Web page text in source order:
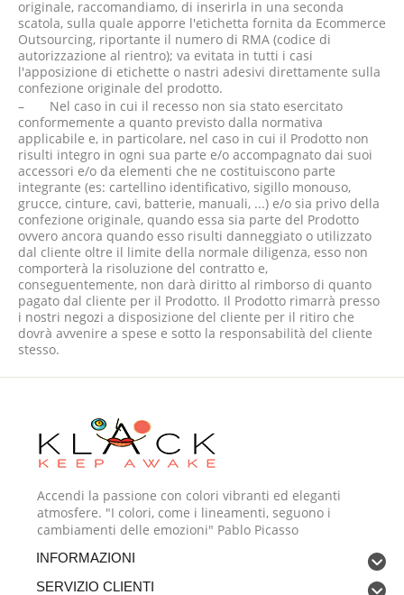
originale, raccomandiamo, di inserirla in una seconda
scatola, sulla quale apporre l'etichetta fornita da Ecommerce
Outsourcing, riportante il numero di RMA (codice di
autorizzazione al rientro); va evitata in tutti i casi
l'apposizione di etichette o nastri adesivi direttamente sulla
confezione originale del prodotto.
– Nel caso in cui il recesso non sia stato esercitato
conformemente a quanto previsto dalla normativa
applicabile e, in particolare, nel caso in cui il Prodotto non
risulti integro in ogni sua parte e/o accompagnato dai suoi
accessori e/o da elementi che ne costituiscono parte
integrante (es: cartellino identificativo, sigillo monouso,
grucce, cinture, cavi, batterie, manuali, ...) e/o sia privo della
confezione originale, quando essa sia parte del Prodotto
ovvero ancora quando esso risulti danneggiato o utilizzato
dal cliente oltre il limite della normale diligenza, esso non
comporterà la risoluzione del contratto e,
conseguentemente, non darà diritto al rimborso di quanto
pagato dal cliente per il Prodotto. Il Prodotto rimarrà presso
i nostri negozi a disposizione del cliente per il ritiro che
dovrà avvenire a spese e sotto la responsabilità del cliente
stesso.
Accendi la passione con colori vibranti ed eleganti
atmosfere. "I colori, come i lineamenti, seguono i
cambiamenti delle emozioni" Pablo Picasso
INFORMAZIONI
SERVIZIO CLIENTI